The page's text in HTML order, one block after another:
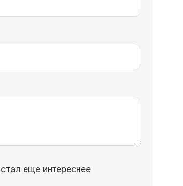
еще интереснее